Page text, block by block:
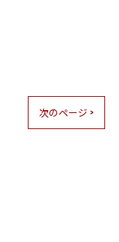
次のページ >